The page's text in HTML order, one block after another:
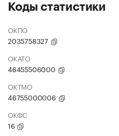
Коды статистики
ОКПО
2035758327
ОКАТО
46455506000
ОКТМО
46755000006
ОКФС
16